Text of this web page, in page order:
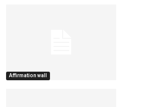
Affirmation wall